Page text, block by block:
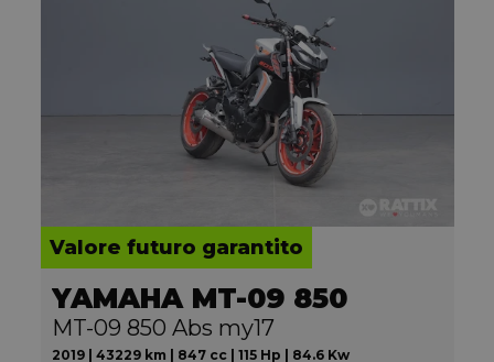
Valore futuro garantito
YAMAHA MT-09 850
MT-09 850 Abs my17
2019 | 43229 km | 847 cc | 115 Hp | 84.6 Kw